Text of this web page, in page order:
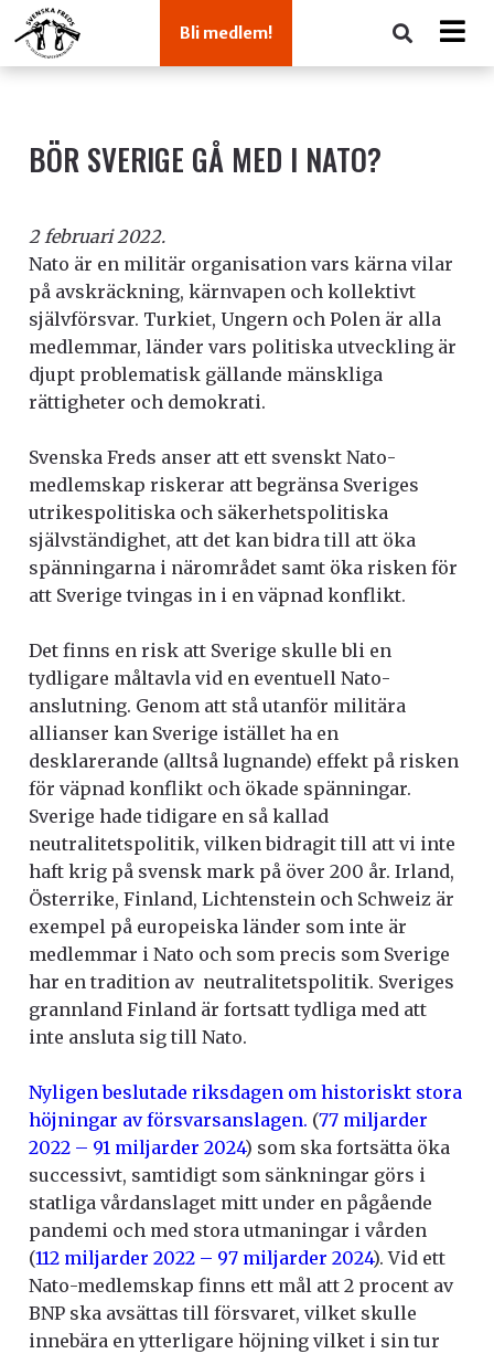
Bli medlem!
BÖR SVERIGE GÅ MED I NATO?
2 februari 2022.
Nato är en militär organisation vars kärna vilar
på avskräckning, kärnvapen och kollektivt
självförsvar. Turkiet, Ungern och Polen är alla
medlemmar, länder vars politiska utveckling är
djupt problematisk gällande mänskliga
rättigheter och demokrati.
Svenska Freds anser att ett svenskt Nato-
medlemskap riskerar att begränsa Sveriges
utrikespolitiska och säkerhetspolitiska
självständighet, att det kan bidra till att öka
spänningarna i närområdet samt öka risken för
att Sverige tvingas in i en väpnad konflikt.
Det finns en risk att Sverige skulle bli en
tydligare måltavla vid en eventuell Nato-
anslutning. Genom att stå utanför militära
allianser kan Sverige istället ha en
desklarerande (alltså lugnande) effekt på risken
för väpnad konflikt och ökade spänningar.
Sverige hade tidigare en så kallad
neutralitetspolitik, vilken bidragit till att vi inte
haft krig på svensk mark på över 200 år. Irland,
Österrike, Finland, Lichtenstein och Schweiz är
exempel på europeiska länder som inte är
medlemmar i Nato och som precis som Sverige
har en tradition av neutralitetspolitik. Sveriges
grannland Finland är fortsatt tydliga med att
inte ansluta sig till Nato.
Nyligen beslutade riksdagen om historiskt stora
höjningar av försvarsanslagen. (77 miljarder
2022 – 91 miljarder 2024) som ska fortsätta öka
successivt, samtidigt som sänkningar görs i
statliga vårdanslaget mitt under en pågående
pandemi och med stora utmaningar i vården
(112 miljarder 2022 – 97 miljarder 2024). Vid ett
Nato-medlemskap finns ett mål att 2 procent av
BNP ska avsättas till försvaret, vilket skulle
innebära en ytterligare höjning vilket i sin tur